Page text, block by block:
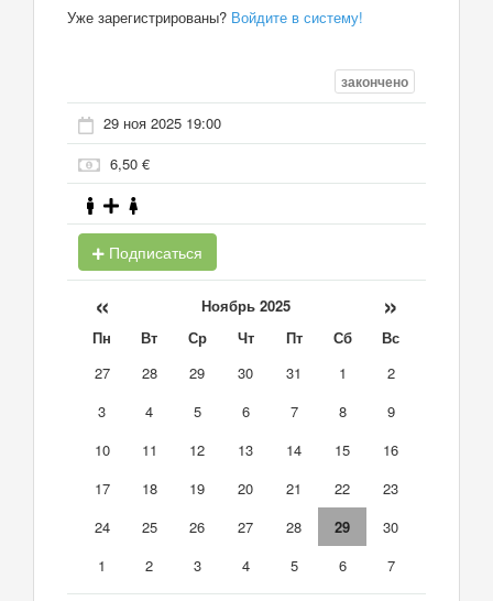
Уже зарегистрированы? Войдите в систему!
закончено
29 ноя 2025 19:00
6,50 €
Подписаться
« Ноябрь 2025 »
Пн Вт Ср Чт Пт Сб
Вс
27
28 29 30 31 1
2
3
4 5 6 7 8
9
10
11 12 13 14 15
16
17
18 19 20 21 22
23
24
25 26 27 28 29
30
1
2 3 4 5 6 7